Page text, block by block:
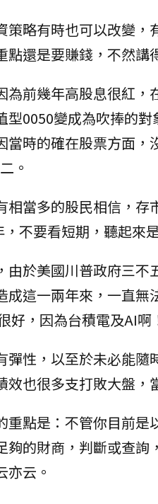
策略有時也可以改變
點還是要賺錢，不然講
為前幾年高股息很紅
型0050變成為吹捧的
當時的確在股票方面
。
相當多的股民相信，
不要看短期，聽起來
由於美國川普政府三不
成這一兩年來，一直
好，因為台積電及AI啊
彈性，以至於未必能
效也很多支打敗大盤，
重點是：不管你目前
夠的財商，判斷或查
亦云。